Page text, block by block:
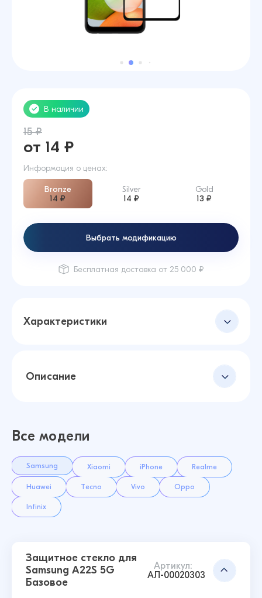
Характеристики
В наличии
15 ₽
от 14 ₽
Информация о ценах:
Bronze
14 ₽
Silver
14 ₽
Gold
13 ₽
Выбрать модификацию
Бесплатная доставка от 25 000 ₽
Описание
Все модели
Samsung Xiaomi iPhone Realme
Huawei Tecno Vivo Oppo
Infinix
Защитное стекло для
Samsung A22S 5G
Базовое
Артикул:
АЛ-00020303